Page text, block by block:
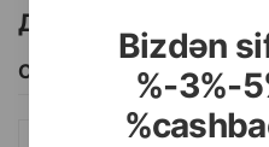
Bizdən
%-3%-
Другие товоры
Смотреть Все